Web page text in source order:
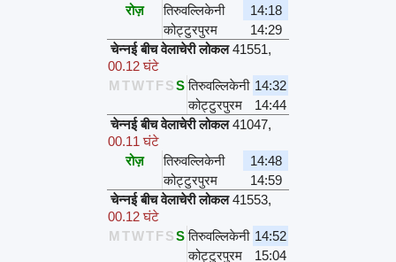
रोज़
तिरुवल्लिकेनी
14:18
कोट्टुरपुरम
14:29
चेन्नई बीच वेलाचेरी लोकल 41551,
00.12 घंटे
M TWTFSS तिरुवल्लिकेनी 14:32
कोट्टुरपुरम
14:44
चेन्नई बीच वेलाचेरी लोकल 41047,
00.11 घंटे
रोज़
तिरुवल्लिकेनी
14:48
कोट्टुरपुरम
14:59
चेन्नई बीच वेलाचेरी लोकल 41553,
00.12 घंटे
M TWTFSS तिरुवल्लिकेनी 14:52
कोट्टुरपुरम
15:04